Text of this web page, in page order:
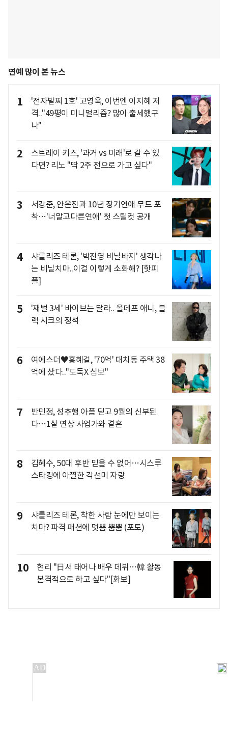
연예 많이 본 뉴스
1
'전자발찌 1호' 고영욱, 이번엔 이지혜 저
격.."49평이 미니멀리즘? 많이 출세했구
나"
2
스트레이 키즈, '과거 vs 미래'로 갈 수 있
다면? 리노 "딱 2주 전으로 가고 싶다"
3
서강준, 안은진과 10년 장기연애 무드 포
착…'너말고다른연애' 첫 스틸컷 공개
4
샤를리즈 테론, '박진영 비닐바지' 생각나
는 비닐치마..이걸 이렇게 소화해? [핫피
플]
5
'재벌 3세' 바이브는 달라.. 올데프 애니, 블
랙 시크의 정석
6
여에스더♥홍혜걸, '70억' 대치동 주택 38
억에 샀다.."도둑X 심보"
7
반민정, 성추행 아픔 딛고 9월의 신부된
다…1살 연상 사업가와 결혼
8
김혜수, 50대 후반 믿을 수 없어…시스루
스타킹에 아찔한 각선미 자랑
9
샤를리즈 테론, 착한 사람 눈에만 보이는
치마? 파격 패션에 멋쁨 뿜뿜 (포토)
10
현리 "日서 태어나 배우 데뷔…韓 활동
본격적으로 하고 싶다"[화보]